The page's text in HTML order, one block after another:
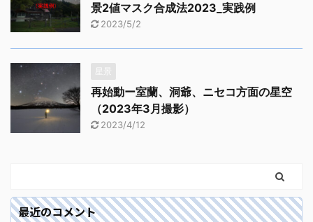
景2値マスク合成法2023_実践例
2023/5/2
星景
再始動ー室蘭、洞爺、ニセコ方面の星空
（2023年3月撮影）
2023/4/12
最近のコメント